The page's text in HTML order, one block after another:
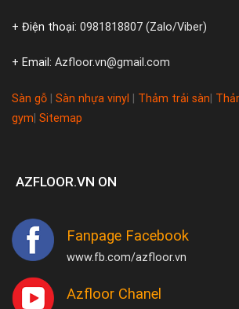
+ Điện thoại: 0981818807 (Zalo/Viber)
+ Email: Azfloor.vn@gmail.com
Sàn gỗ Sàn nhựa vinyl Thảm trải sàn
gym Sitemap
AZFLOOR.VN ON
Fanpage Facebook
www.fb.com/azfloor.vn
Azfloor Chanel